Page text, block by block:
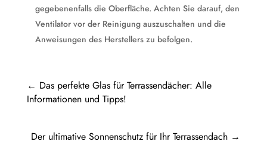
gegebenenfalls die Oberfläche. Achten Sie darauf, den
Ventilator vor der Reinigung auszuschalten und die
Anweisungen des Herstellers zu befolgen.
← Das perfekte Glas für Terrassendächer: Alle
Informationen und Tipps!
Der ultimative Sonnenschutz für Ihr Terrassendach →